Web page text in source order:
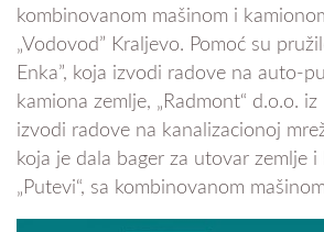
kombinovanom mašinom i
„Vodovod” Kraljevo. Pomoć su
Enka”, koja izvodi radove na auto-
kamiona zemlje, „Radmont“ d.o.o.
izvodi radove na kanalizacionoj
koja je dala bager za utovar zemlje i
„Putevi“, sa kombinovanom